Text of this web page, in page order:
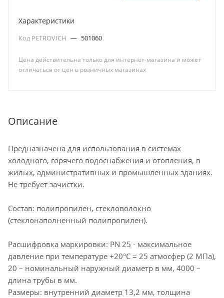
Характеристики
Код PETROVICH — 501060
Цена действительна только для интернет-магазина и может
отличаться от цен в розничных магазинах
Описание
Предназначена для использования в системах
холодного, горячего водоснабжения и отопления, в
жилых, административных и промышленных зданиях.
Не требует зачистки.
Состав: полипропилен, стекловолокно
(стеклонаполненный полипропилен).
Расшифровка маркировки: PN 25 - максимальное
давление при температуре +20°С = 25 атмосфер (2 МПа),
20 – номинальный наружный диаметр в мм, 4000 –
длина трубы в мм.
Размеры: внутренний диаметр 13,2 мм, толщина